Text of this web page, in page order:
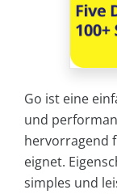
Go ist eine
und
hervorragend
eignet.
simples und